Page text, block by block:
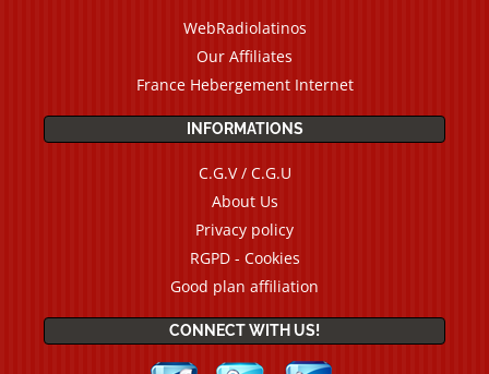
WebRadiolatinos
Our Affiliates
France Hebergement Internet
INFORMATIONS
C.G.V / C.G.U
About Us
Privacy policy
RGPD - Cookies
Good plan affiliation
CONNECT WITH US!